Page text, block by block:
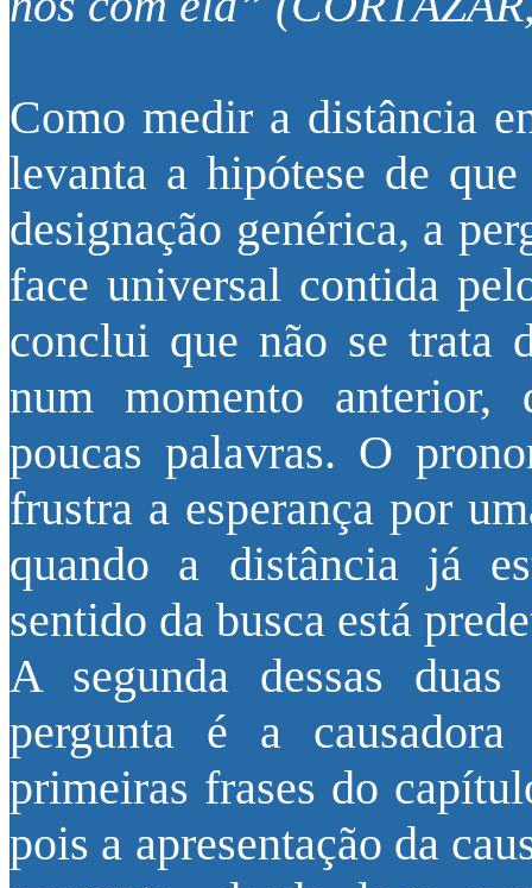
Como medir a distância
levanta a hipótese de
designação genérica, a
face universal contida
conclui que não se trata
num momento anterior,
poucas palavras. O
frustra a esperança por
quando a distância já
sentido da busca está
A segunda dessas
pergunta é a
primeiras frases do
pois a apresentação da